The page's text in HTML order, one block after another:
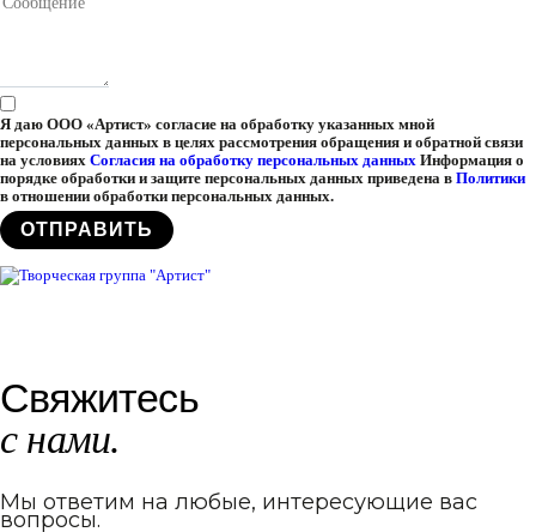
Я даю ООО «Артист» согласие на обработку указанных мной
персональных данных в целях рассмотрения обращения и обратной связи
на условиях Согласия на обработку персональных данных Информация о
порядке обработки и защите персональных данных приведена в Политики
в отношении обработки персональных данных.
Свяжитесь
с нами.
Мы ответим на любые, интересующие вас
вопросы.